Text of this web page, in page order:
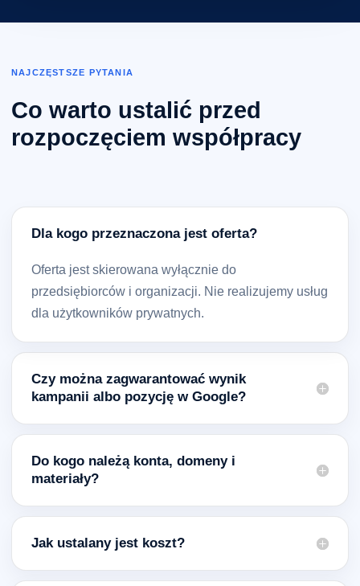
NAJCZĘSTSZE PYTANIA
Co warto ustalić przed
rozpoczęciem współpracy
Dla kogo przeznaczona jest oferta?
Oferta jest skierowana wyłącznie do
przedsiębiorców i organizacji. Nie realizujemy usług
dla użytkowników prywatnych.
Czy można zagwarantować wynik
kampanii albo pozycję w Google?
Do kogo należą konta, domeny i
materiały?
Jak ustalany jest koszt?